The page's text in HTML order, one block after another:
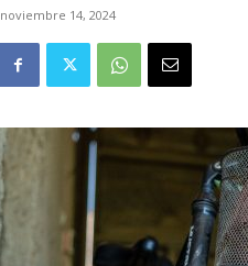
noviembre 14, 2024